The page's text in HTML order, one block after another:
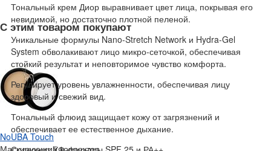
Тональный крем Диор выравнивает цвет лица, покрывая его
невидимой, но достаточно плотной пеленой.
Уникальные формулы Nano-Stretch Network и Hydra-Gel
System обволакивают лицо микро-сеточкой, обеспечивая
стойкий результат и неповторимое чувство комфорта.
Регулирует уровень увлажненности, обеспечивая лицу
здоровый и свежий вид.
Тональный флюид защищает кожу от загрязнений и
обеспечивает ее естественное дыхание.
С этим товаром покупают
NoUBA Touch
Маскирующий корректор